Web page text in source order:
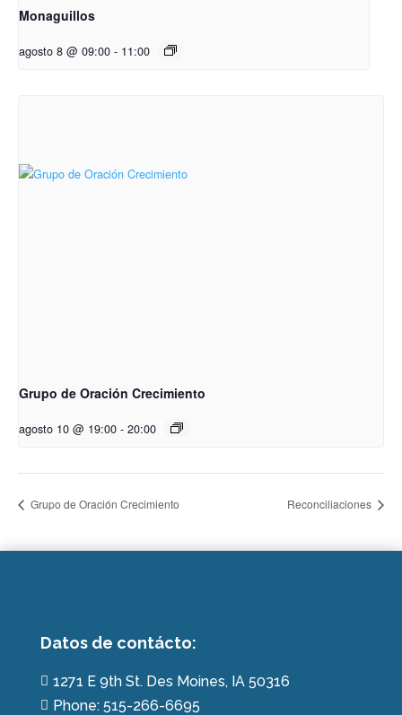
Monaguillos
agosto 8 @ 09:00 - 11:00
Grupo de Oración Crecimiento
agosto 10 @ 19:00 - 20:00
Grupo de Oración Crecimiento Reconciliaciones
Datos de contácto:
 1271 E 9th St. Des Moines, IA 50316
 Phone: 515-266-6695